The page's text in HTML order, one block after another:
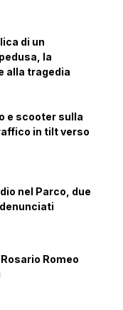
di un
la
alla tragedia
e scooter sulla
in tilt verso
nel Parco, due
Romeo